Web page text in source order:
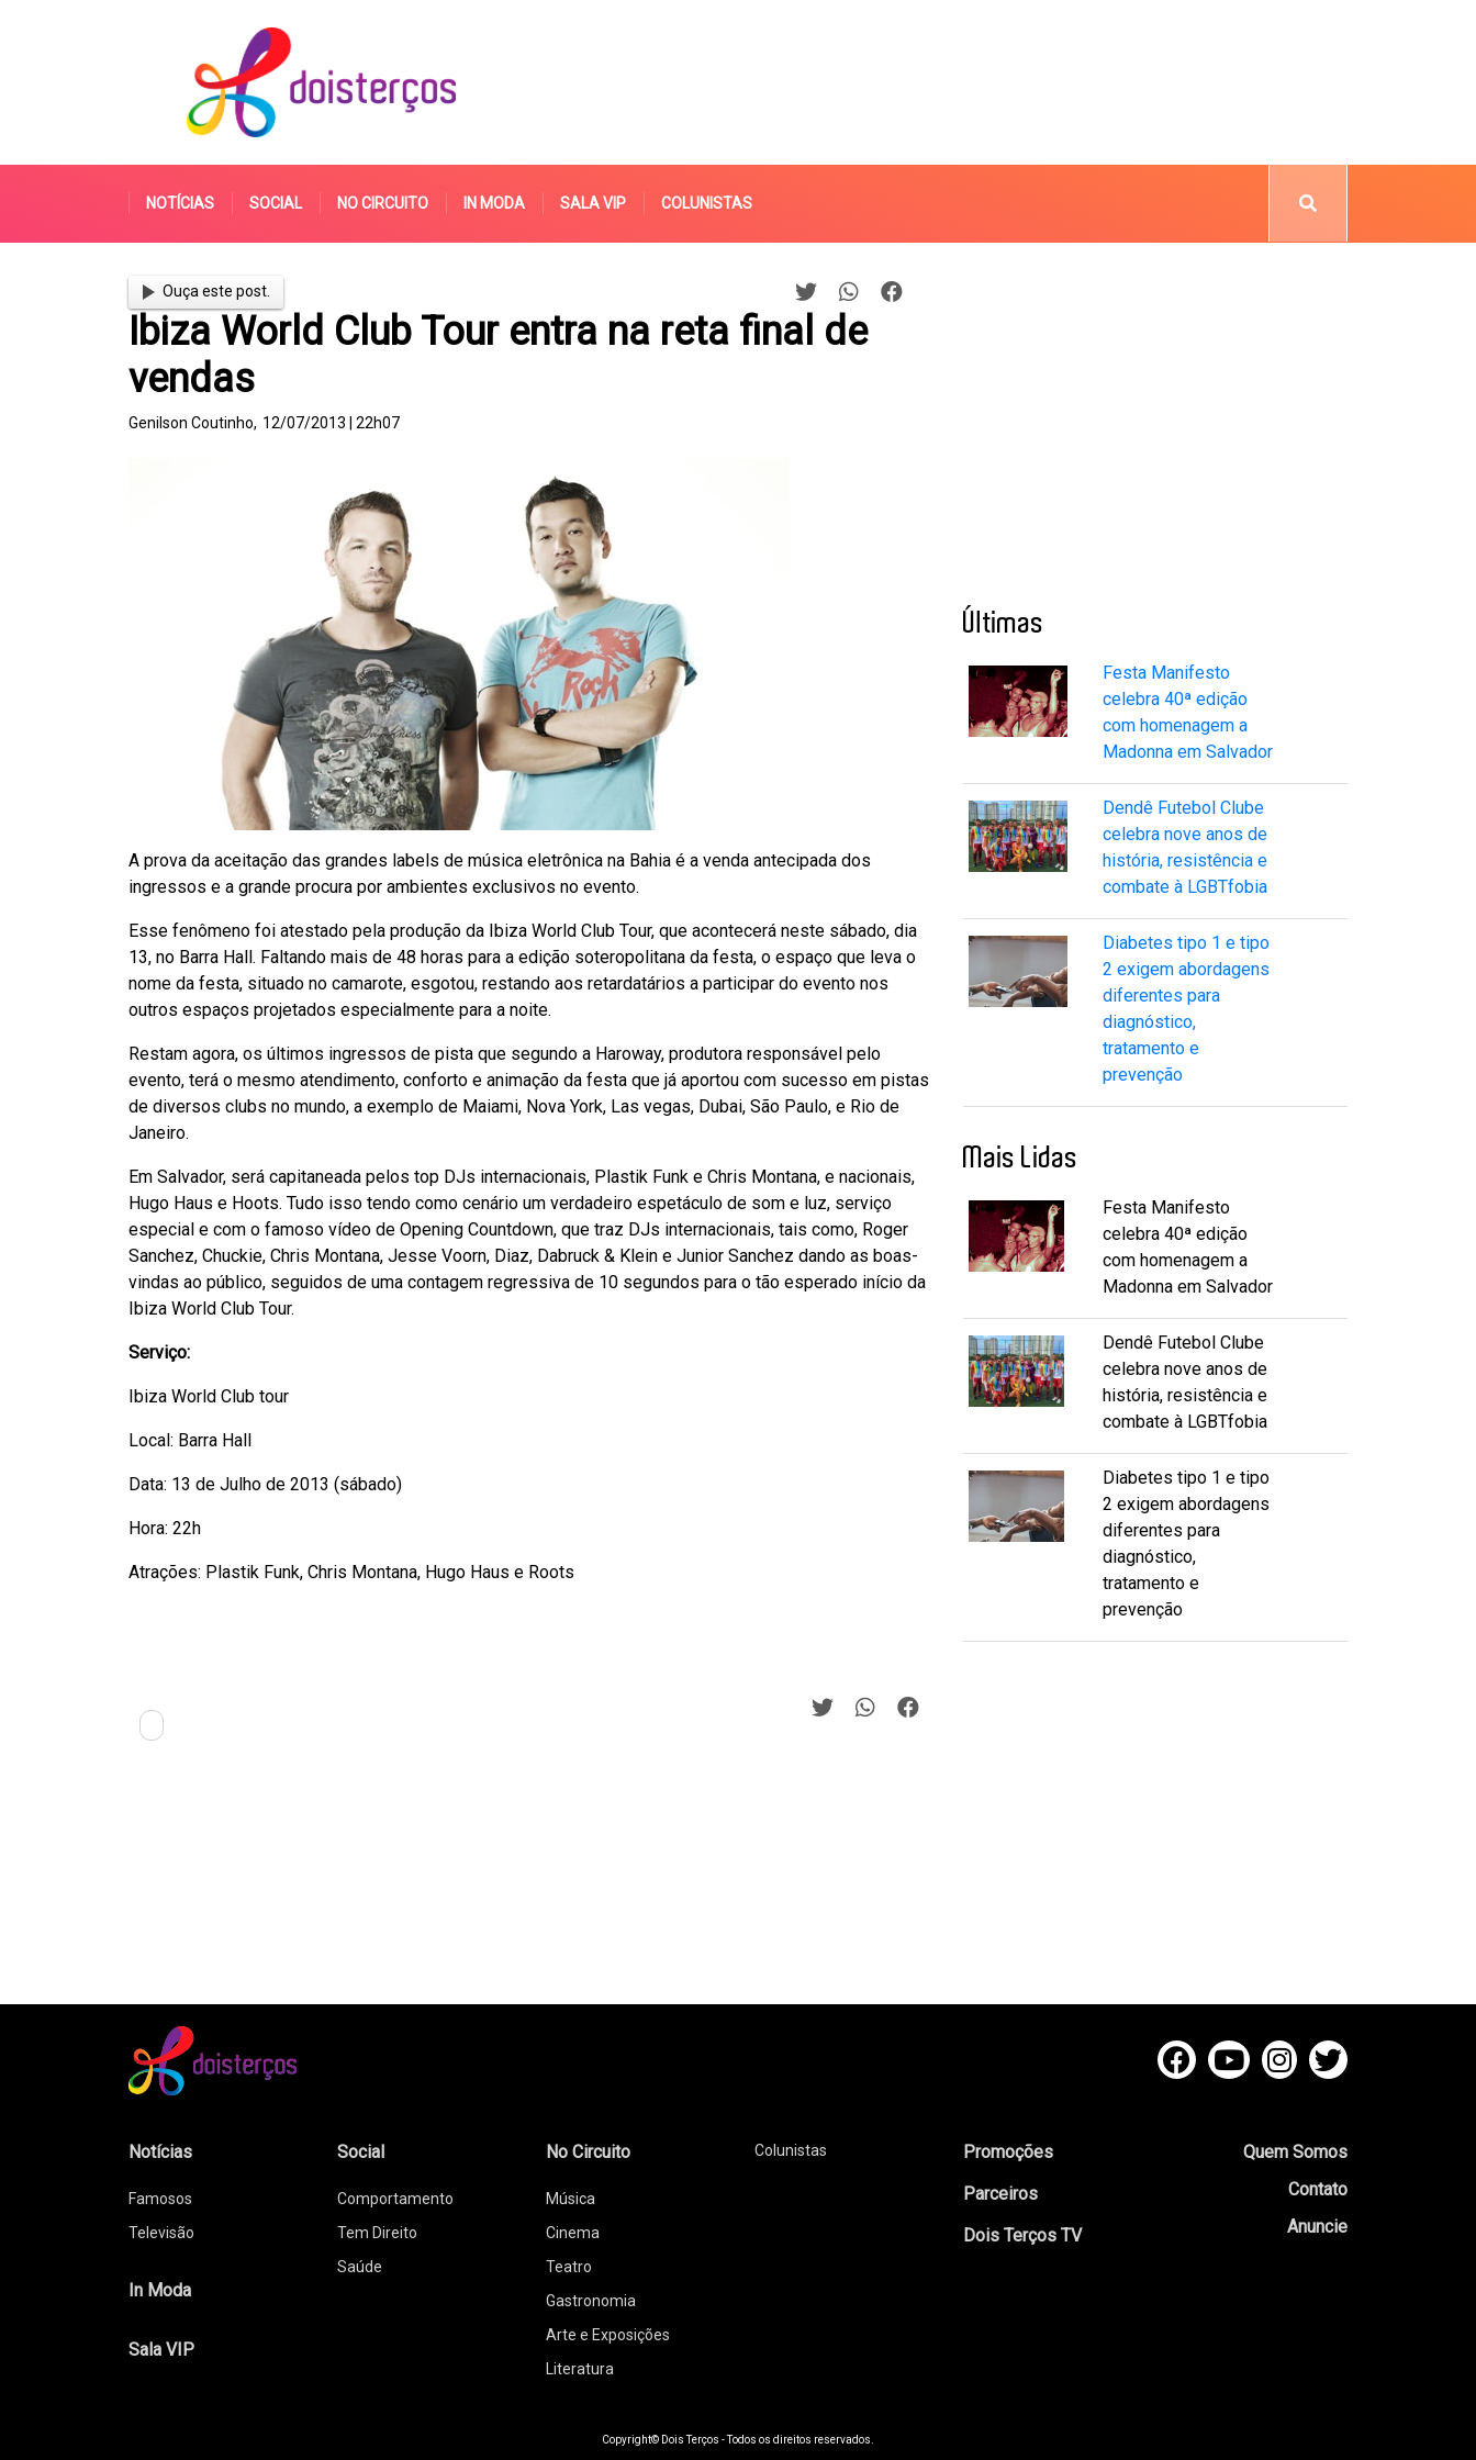
NOTÍCIAS SOCIAL NO CIRCUITO IN MODA SALA VIP COLUNISTAS
Ouça este post.
Ibiza World Club Tour entra na reta final de
vendas
Genilson Coutinho, 12/07/2013 | 22h07
A prova da aceitação das grandes labels de música eletrônica na Bahia é a venda antecipada dos
ingressos e a grande procura por ambientes exclusivos no evento.
Esse fenômeno foi atestado pela produção da Ibiza World Club Tour, que acontecerá neste sábado, dia
13, no Barra Hall. Faltando mais de 48 horas para a edição soteropolitana da festa, o espaço que leva o
nome da festa, situado no camarote, esgotou, restando aos retardatários a participar do evento nos
outros espaços projetados especialmente para a noite.
Restam agora, os últimos ingressos de pista que segundo a Haroway, produtora responsável pelo
evento, terá o mesmo atendimento, conforto e animação da festa que já aportou com sucesso em pistas
de diversos clubs no mundo, a exemplo de Maiami, Nova York, Las vegas, Dubai, São Paulo, e Rio de
Janeiro.
Em Salvador, será capitaneada pelos top DJs internacionais, Plastik Funk e Chris Montana, e nacionais,
Hugo Haus e Hoots. Tudo isso tendo como cenário um verdadeiro espetáculo de som e luz, serviço
especial e com o famoso vídeo de Opening Countdown, que traz DJs internacionais, tais como, Roger
Sanchez, Chuckie, Chris Montana, Jesse Voorn, Diaz, Dabruck & Klein e Junior Sanchez dando as boas-
vindas ao público, seguidos de uma contagem regressiva de 10 segundos para o tão esperado início da
Ibiza World Club Tour.
Serviço:
Ibiza World Club tour
Local: Barra Hall
Data: 13 de Julho de 2013 (sábado)
Hora: 22h
Atrações: Plastik Funk, Chris Montana, Hugo Haus e Roots
Últimas
Festa Manifesto
celebra 40ª edição
com homenagem a
Madonna em Salvador
Dendê Futebol Clube
celebra nove anos de
história, resistência e
combate à LGBTfobia
Diabetes tipo 1 e tipo
2 exigem abordagens
diferentes para
diagnóstico,
tratamento e
prevenção
Mais Lidas
Festa Manifesto
celebra 40ª edição
com homenagem a
Madonna em Salvador
Dendê Futebol Clube
celebra nove anos de
história, resistência e
combate à LGBTfobia
Diabetes tipo 1 e tipo
2 exigem abordagens
diferentes para
diagnóstico,
tratamento e
prevenção
Notícias
Famosos
Televisão
In Moda
Sala VIP
Social
Comportamento
Tem Direito
Saúde
No Circuito
Música
Cinema
Teatro
Gastronomia
Arte e Exposições
Literatura
Colunistas
Promoções
Parceiros
Dois Terços TV
Quem Somos
Contato
Anuncie
Copyright© Dois Terços - Todos os direitos reservados.